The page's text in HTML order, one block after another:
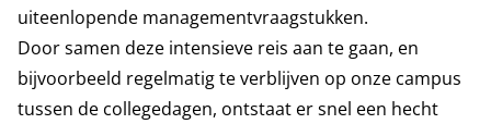
uiteenlopende managementvraagstukken.
Door samen deze intensieve reis aan te gaan, en
bijvoorbeeld regelmatig te verblijven op onze campus
tussen de collegedagen, ontstaat er snel een hecht